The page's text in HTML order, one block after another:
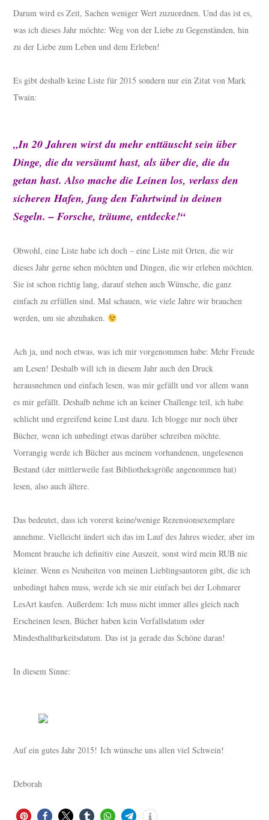
Darum wird es Zeit, Sachen weniger Wert zuzuordnen. Und das ist es,
was ich dieses Jahr möchte: Weg von der Liebe zu Gegenständen, hin
zu der Liebe zum Leben und dem Erleben!
Es gibt deshalb keine Liste für 2015 sondern nur ein Zitat von Mark
Twain:
„In 20 Jahren wirst du mehr enttäuscht sein über
Dinge, die du versäumt hast, als über die, die du
getan hast. Also mache die Leinen los, verlass den
sicheren Hafen, fang den Fahrtwind in deinen
Segeln. – Forsche, träume, entdecke!“
Obwohl, eine Liste habe ich doch – eine Liste mit Orten, die wir
dieses Jahr gerne sehen möchten und Dingen, die wir erleben möchten.
Sie ist schon richtig lang, darauf stehen auch Wünsche, die ganz
einfach zu erfüllen sind. Mal schauen, wie viele Jahre wir brauchen
werden, um sie abzuhaken.
Ach ja, und noch etwas, was ich mir vorgenommen habe: Mehr Freude
am Lesen! Deshalb will ich in diesem Jahr auch den Druck
herausnehmen und einfach lesen, was mir gefällt und vor allem wann
es mir gefällt. Deshalb nehme ich an keiner Challenge teil, ich habe
schlicht und ergreifend keine Lust dazu. Ich blogge nur noch über
Bücher, wenn ich unbedingt etwas darüber schreiben möchte.
Vorrangig werde ich Bücher aus meinem vorhandenen, ungelesenen
Bestand (der mittlerweile fast Bibliotheksgröße angenommen hat)
lesen, also auch ältere.
Das bedeutet, dass ich vorerst keine/wenige Rezensionsexemplare
annehme. Vielleicht ändert sich das im Lauf des Jahres wieder, aber im
Moment brauche ich definitiv eine Auszeit, sonst wird mein RUB nie
kleiner. Wenn es Neuheiten von meinen Lieblingsautoren gibt, die ich
unbedingt haben muss, werde ich sie mir einfach bei der Lohmarer
LesArt kaufen. Außerdem: Ich muss nicht immer alles gleich nach
Erscheinen lesen, Bücher haben kein Verfallsdatum oder
Mindesthaltbarkeitsdatum. Das ist ja gerade das Schöne daran!
In diesem Sinne:
Auf ein gutes Jahr 2015!Ich wünsche uns allen viel Schwein!
Deborah